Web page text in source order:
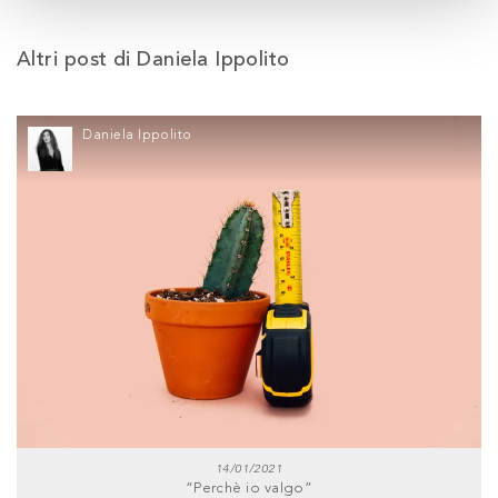
Altri post di Daniela Ippolito
14/01/2021
“Perchè io valgo”
Daniela Ippolito